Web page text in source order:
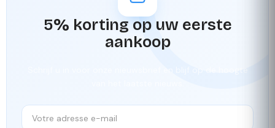
5% korting op uw eerste
aankoop